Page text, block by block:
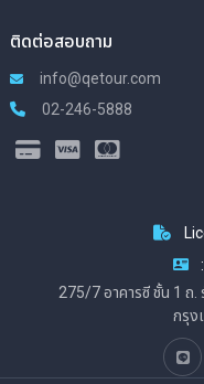
ติดต่อสอบถาม
info@qetour.com
02-246-5888
275/7 อาคารซี ชั้น 1 ถ.
กรุง